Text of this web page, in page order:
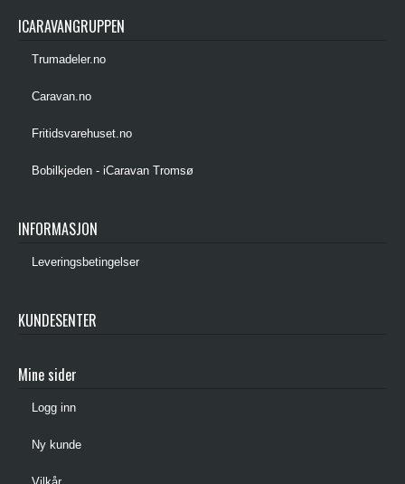
ICARAVANGRUPPEN
Trumadeler.no
Caravan.no
Fritidsvarehuset.no
Bobilkjeden - iCaravan Tromsø
INFORMASJON
Leveringsbetingelser
KUNDESENTER
Mine sider
Logg inn
Ny kunde